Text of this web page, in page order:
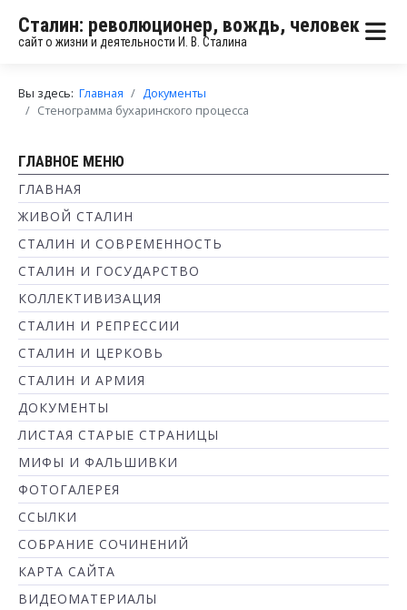
Сталин: революционер, вождь, человек
сайт о жизни и деятельности И. В. Сталина
Вы здесь: Главная
Документы
Стенограмма бухаринского процесса
ГЛАВНОЕ МЕНЮ
ГЛАВНАЯ
ЖИВОЙ СТАЛИН
СТАЛИН И СОВРЕМЕННОСТЬ
СТАЛИН И ГОСУДАРСТВО
КОЛЛЕКТИВИЗАЦИЯ
СТАЛИН И РЕПРЕССИИ
СТАЛИН И ЦЕРКОВЬ
СТАЛИН И АРМИЯ
ДОКУМЕНТЫ
ЛИСТАЯ СТАРЫЕ СТРАНИЦЫ
МИФЫ И ФАЛЬШИВКИ
ФОТОГАЛЕРЕЯ
ССЫЛКИ
СОБРАНИЕ СОЧИНЕНИЙ
КАРТА САЙТА
ВИДЕОМАТЕРИАЛЫ